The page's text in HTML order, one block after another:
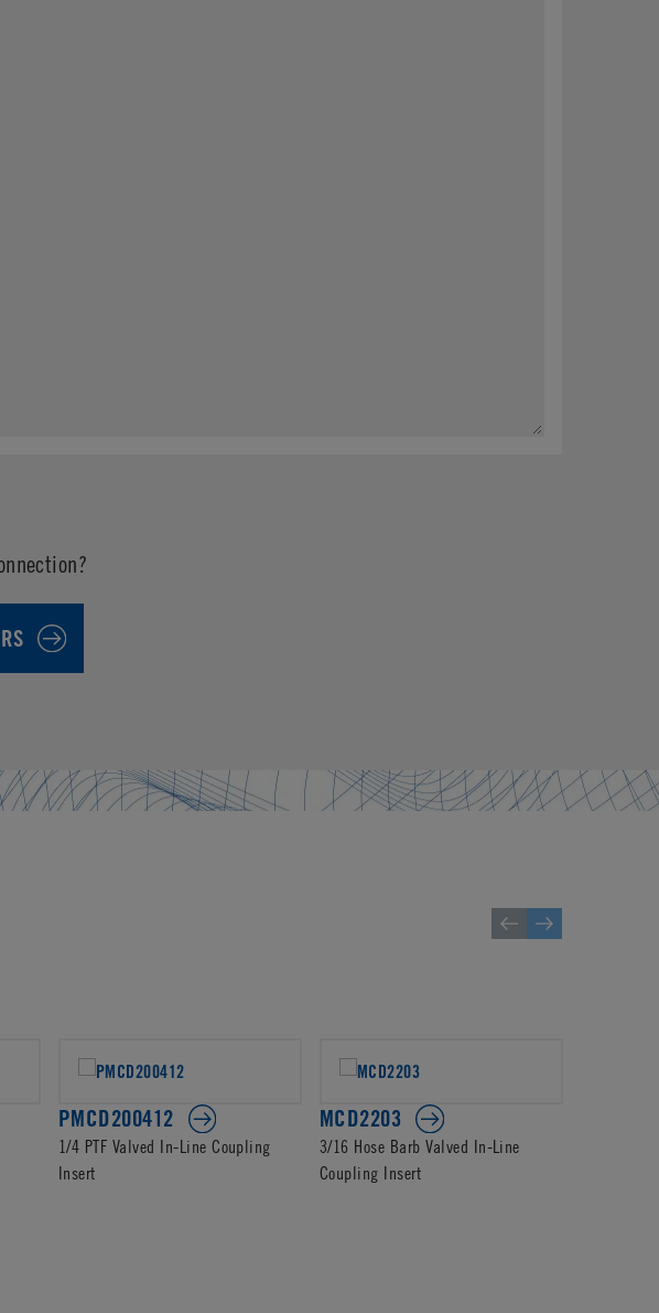
PMCD200412
1/4 PTF Valved In-Line Coupling
Insert
MCD2203
3/16 Hose Barb Valved In-Line
Coupling Insert